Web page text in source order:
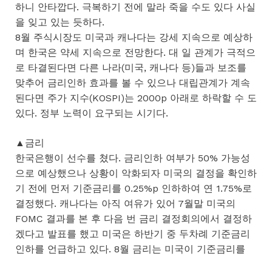
하니 안타깝다. 극복하기 전에 말라 죽을 수도 있다 사실
을 잊고 있는 듯하다.
8월 주식시장도 미국과 캐나다는 강세 지속으로 예상하
며 한국은 약세 지속으로 전망한다. 대 일 관계가 극적으
로 타결된다면 다른 나라(미국, 캐나다 등)들과 보조를
맞추어 금리인하 효과를 볼 수 있으나 대립관계가 계속
된다면 주가 지수(KOSPI)는 2000p 아래로 하락할 수 도
있다. 정부 노력이 요구되는 시기다.
▲금리
한국은행이 선수를 쳤다. 금리인하 여부가 50% 가능성
으로 예상했으나 상황이 악화되자 미국의 결정을 확인하
기 전에 먼저 기준금리를 0.25%p 인하하여 연 1.75%로
결정했다. 캐나다는 아직 여유가 있어 7월말 미국의
FOMC 결과를 본 후 다음 번 금리 결정회의에서 결정하
겠다고 발표를 했고 미국은 하반기 중 두차례 기준금리
인하를 언급하고 있다. 8월 금리는 미국이 기준금리를